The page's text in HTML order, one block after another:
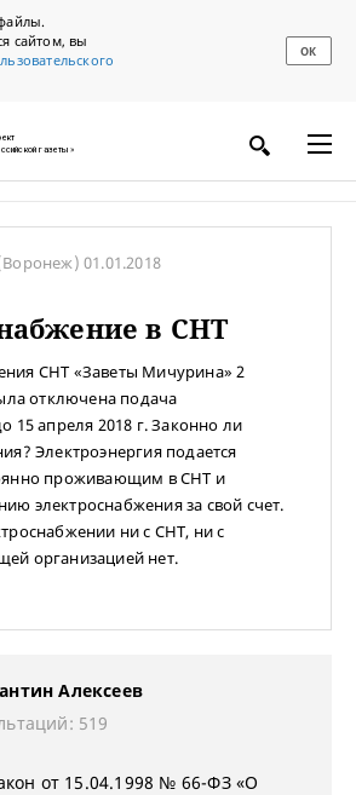
сайтом, вы
ОК
газеты»
01.01.2018
в СНТ
СНТ «Заветы Мичурина» 2
отключена подача
15 апреля 2018 г. Законно ли
Электроэнергия подается
проживающим в СНТ и
электроснабжения за свой счет.
ни с СНТ, ни с
организацией нет.
Алексеев
519
от 15.04.1998 № 66-ФЗ «О